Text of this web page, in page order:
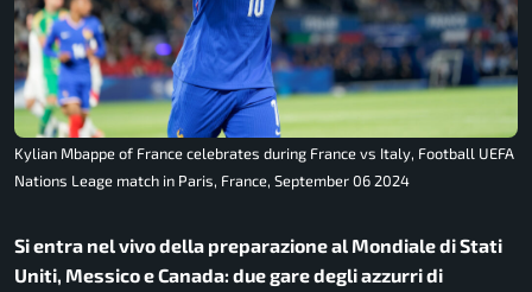
Kylian Mbappe of France celebrates during France vs Italy, Football UEFA
Nations Leage match in Paris, France, September 06 2024
Si entra nel vivo della preparazione al Mondiale di Stati
Uniti, Messico e Canada: due gare degli azzurri di